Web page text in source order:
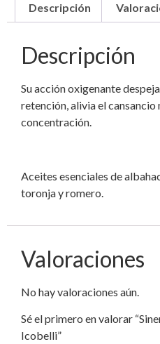
Descripción
Descripción
Su acción oxigenante
retención, alivia el cansancio
concentración.
Aceites esenciales de
toronja y romero.
Valoraciones
No hay valoraciones aún.
Sé el primero en valorar
Icobelli”